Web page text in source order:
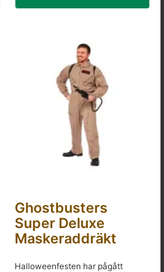
Ghostbusters
Super Deluxe
Maskeraddräkt
Halloweenfesten har pågått